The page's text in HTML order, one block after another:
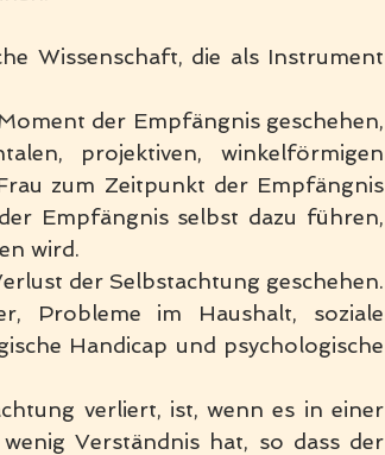
Wissenschaft, die als Instrument
der Empfängnis geschehen,
projektiven, winkelförmigen
zum Zeitpunkt der Empfängnis
Empfängnis selbst dazu führen,
wird.
der Selbstachtung geschehen.
Probleme im Haushalt, soziale
Handicap und psychologische
verliert, ist, wenn es in einer
Verständnis hat, so dass der